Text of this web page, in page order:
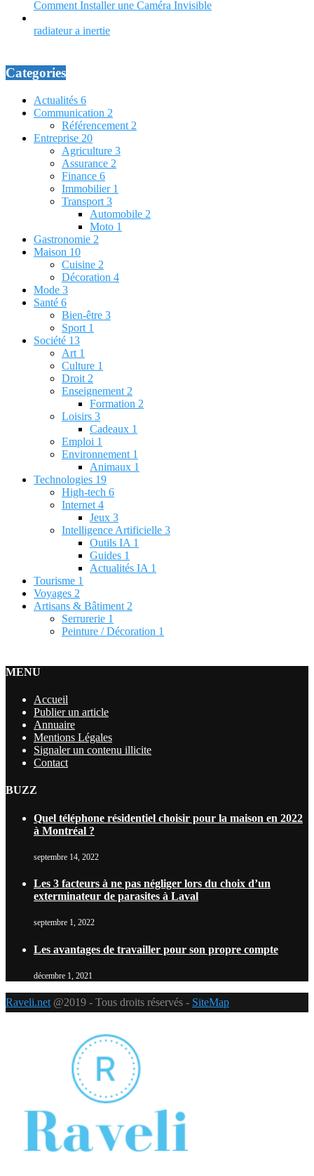
Comment Installer une Caméra Invisible
radiateur a inertie
Categories
Actualités 6
Communication 2
Référencement 2
Entreprise 20
Agriculture 3
Assurance 2
Finance 6
Immobilier 1
Transport 3
Automobile 2
Moto 1
Gastronomie 2
Maison 10
Cuisine 2
Décoration 4
Mode 3
Santé 6
Bien-être 3
Sport 1
Société 13
Art 1
Culture 1
Droit 2
Enseignement 2
Formation 2
Loisirs 3
Cadeaux 1
Emploi 1
Environnement 1
Animaux 1
Technologies 19
High-tech 6
Internet 4
Jeux 3
Intelligence Artificielle 3
Outils IA 1
Guides 1
Actualités IA 1
Tourisme 1
Voyages 2
Artisans & Bâtiment 2
Serrurerie 1
Peinture / Décoration 1
MENU
Accueil
Publier un article
Annuaire
Mentions Légales
Signaler un contenu illicite
Contact
BUZZ
Quel téléphone résidentiel choisir pour la maison en 2022
à Montréal ?
septembre 14, 2022
Les 3 facteurs à ne pas négliger lors du choix d’un
exterminateur de parasites à Laval
septembre 1, 2022
Les avantages de travailler pour son propre compte
décembre 1, 2021
Raveli.net @2019 - Tous droits réservés - SiteMap